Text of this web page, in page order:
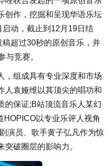
创作，挖掘和呈现华语乐坛
动，截止到12月19日结
超过30秒的原创音乐，并
与竞赛。
，组成具有专业深度和市场
人袁娅维以其顶尖的唱功和
的保证;B站顶流音乐人某幻
以专业乐评人视角
演员、歌手黄子弘凡作为惊
破圈层的影响力。